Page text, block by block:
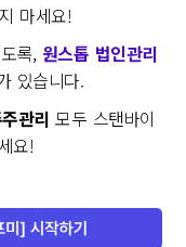
마세요!
록, 원스톱 법인관리
있습니다.
관리 모두 스탠바이
요!